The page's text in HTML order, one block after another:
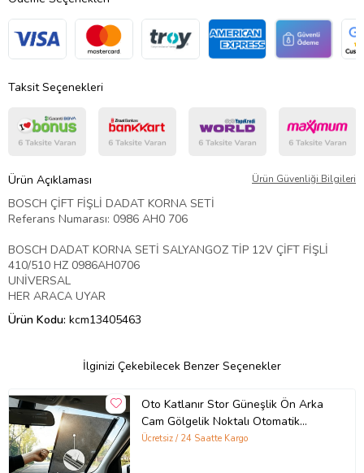
Taksit Seçenekleri
Ürün Açıklaması Ürün Güvenliği Bilgileri
BOSCH ÇİFT FİŞLİ DADAT KORNA SETİ
Referans Numarası: 0986 AH0 706
BOSCH DADAT KORNA SETİ SALYANGOZ TİP 12V ÇİFT FİŞLİ
410/510 HZ 0986AH0706
UNİVERSAL
HER ARACA UYAR
Ürün Kodu: kcm13405463
İlginizi Çekebilecek Benzer Seçenekler
Oto Katlanır Stor Güneşlik Ön Arka
Cam Gölgelik Noktalı Otomatik
Sürgülü Güneş Koruyucu Araba Suv
Ücretsiz / 24 Saatte Kargo